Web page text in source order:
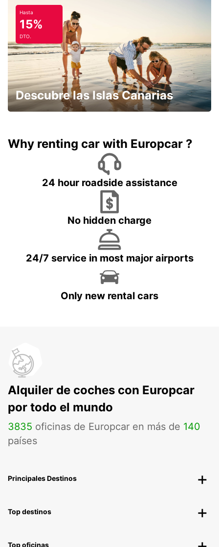
Hasta
15%
DTO.
Descubre las Islas Canarias
Why renting car with Europcar ?
24 hour roadside assistance
No hidden charge
24/7 service in most major airports
Only new rental cars
Alquiler de coches con Europcar
por todo el mundo
3835 oficinas de Europcar en más de 140
países
Principales Destinos
Top destinos
Top oficinas